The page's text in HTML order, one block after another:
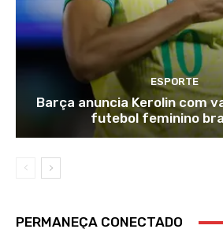
ESPORTE
Barça anuncia Kerolin com
futebol feminino
PERMANEÇA CONECTADO